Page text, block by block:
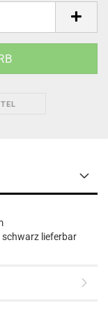
lieferbar